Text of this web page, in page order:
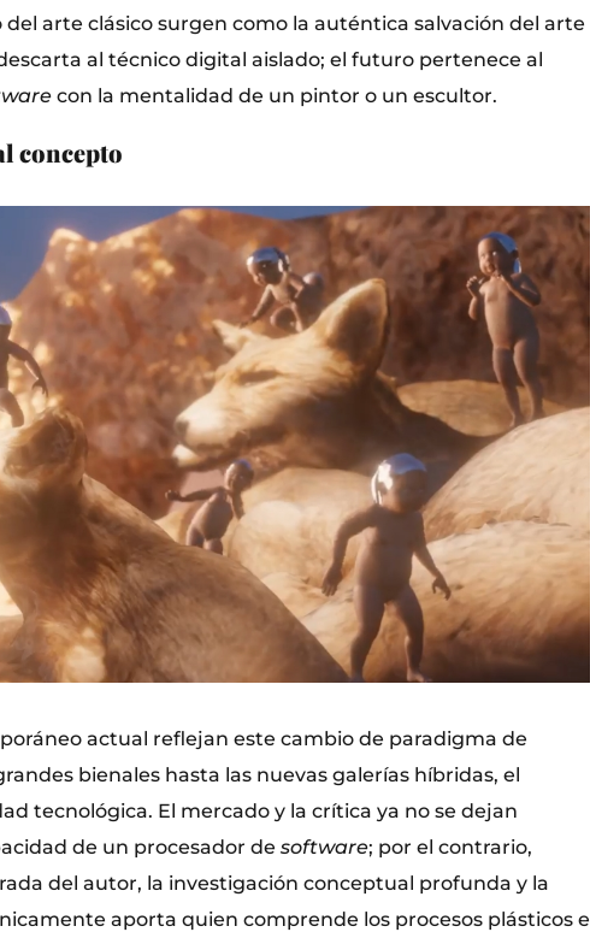
arte clásico surgen como la auténtica salvación del arte
al técnico digital aislado; el futuro pertenece al
con la mentalidad de un pintor o un escultor.
concepto
actual reflejan este cambio de paradigma de
bienales hasta las nuevas galerías híbridas, el
tecnológica. El mercado y la crítica ya no se dejan
de un procesador de software; por el contrario,
del autor, la investigación conceptual profunda y la
aporta quien comprende los procesos plásticos e